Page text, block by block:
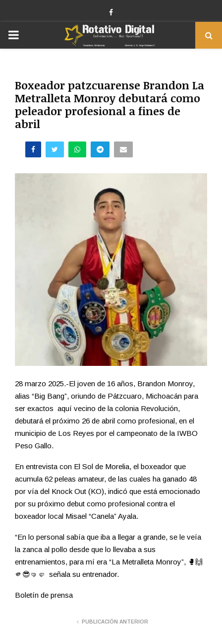
Facebook
PRIMARY
Boxeador patzcuarense Brandon La
Metralleta Monroy debutará como
peleador profesional a fines de
abril
28 marzo 2025.-El joven de 16 años, Brandon Monroy,
alias “Big Bang”, oriundo de Pátzcuaro, Michoacán para
ser exactos aquí vecino de la colonia Revolución,
debutará el próximo 26 de abril como profesional, en el
municipio de Los Reyes por el campeonato de la IWBO
Peso Gallo.
En entrevista con El Sol de Morelia, el boxeador que
acumula 62 peleas amateur, de las cuales ha ganado 48
por vía del Knock Out (KO), indicó que está emocionado
por su próximo debut como profesional contra el
boxeador local Misael “Canela” Ayala.
“En lo personal sabía que iba a llegar a grande, se le veía
la zanca al pollo desde que lo llevaba a sus
entrenamientos, para mí era “La Metralleta Monroy”, 🥊🙌
🫵😎🤜🤛 señala su entrenador.
Boletín de prensa
PUBLICACIÓN ANTERIOR